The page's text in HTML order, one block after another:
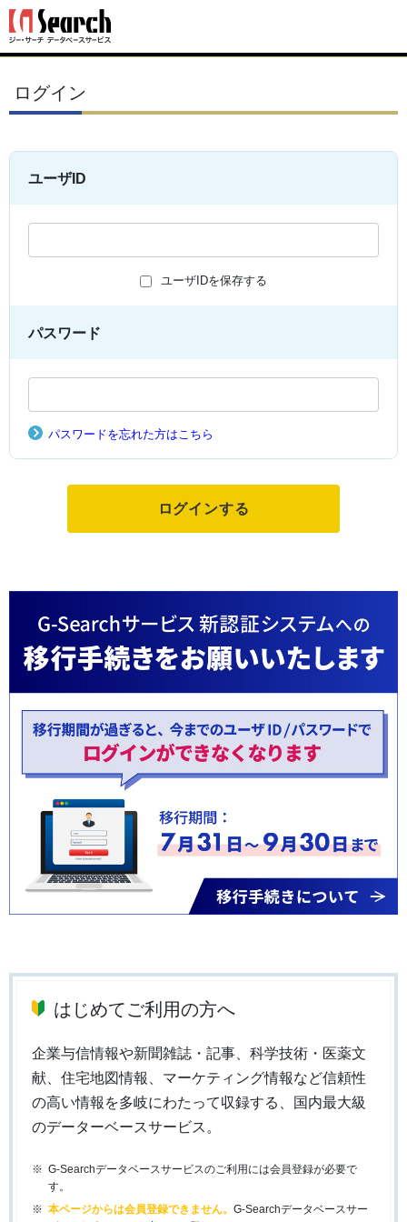
ログイン
ユーザID
ユーザIDを保存する
パスワード
パスワードを忘れた方はこちら
はじめてご利用の方へ
企業与信情報や新聞雑誌・記事、科学技術・医薬文
献、住宅地図情報、マーケティング情報など信頼性
の高い情報を多岐にわたって収録する、国内最大級
のデーターベースサービス。
G-Searchデータベースサービスのご利用には会員登録が必要で
す。
本ページからは会員登録できません。 G-Searchデータベースサー